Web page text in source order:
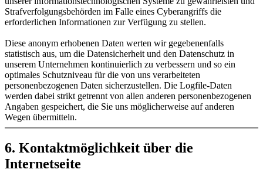
Strafverfolgungsbehörden im Falle eines Cyberangriffs die
erforderlichen Informationen zur Verfügung zu stellen.
Diese anonym erhobenen Daten werten wir gegebenenfalls
statistisch aus, um die Datensicherheit und den Datenschutz in
unserem Unternehmen kontinuierlich zu verbessern und so ein
optimales Schutzniveau für die von uns verarbeiteten
personenbezogenen Daten sicherzustellen. Die Logfile-Daten
werden dabei strikt getrennt von allen anderen personenbezogenen
Angaben gespeichert, die Sie uns möglicherweise auf anderen
Wegen übermitteln.
6. Kontaktmöglichkeit über die
Internetseite